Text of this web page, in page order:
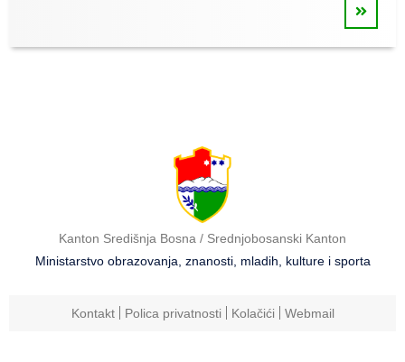
Kanton Središnja Bosna / Srednjobosanski Kanton
Ministarstvo obrazovanja, znanosti, mladih, kulture i sporta
Kontakt Polica privatnosti Kolačići Webmail